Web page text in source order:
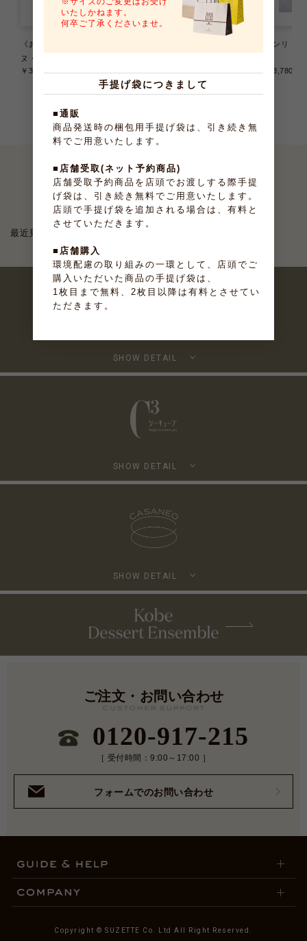
《お届けは9/22まで》テリー
ヌ・ドゥ・フリュイ 6種6個入
￥3,240
アンリ・
￥3,780
最近見たお菓子
最近見た商品がありません。
SHOW DETAIL
SHOW DETAIL
SHOW DETAIL
ご注文・お問い合わせ
0120-917-215
［ 受付時間：9:00～17:00 ］
フォームでのお問い合わせ
Copyright © SUZETTE Co. Ltd All Right Reserved.
いたしかねます。
何卒ご了承くださいませ。
手提げ袋につきまして
■通販
商品発送時の梱包用手提げ袋は、引き続き無
料でご用意いたします。
■店舗受取(ネット予約商品)
店舗受取予約商品を店頭でお渡しする際手提
げ袋は、引き続き無料でご用意いたします。
店頭で手提げ袋を追加される場合は、有料と
させていただきます。
■店舗購入
環境配慮の取り組みの一環として、店頭でご
購入いただいた商品の手提げ袋は、
1枚目まで無料、2枚目以降は有料とさせてい
ただきます。